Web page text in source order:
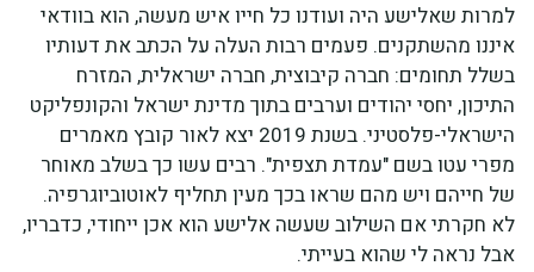
למרות שאלישע היה ועודנו כל חייו איש מעשה, הוא בוודאי
איננו מהשתקנים. פעמים רבות העלה על הכתב את דעותיו
בשלל תחומים: חברה קיבוצית, חברה ישראלית, המזרח
התיכון, יחסי יהודים וערבים בתוך מדינת ישראל והקונפליקט
הישראלי-פלסטיני. בשנת 2019 יצא לאור קובץ מאמרים
מפרי עטו בשם "עמדת תצפית". רבים עשו כך בשלב מאוחר
של חייהם ויש מהם שראו בכך מעין תחליף לאוטוביוגרפיה.
לא חקרתי אם השילוב שעשה אלישע הוא אכן ייחודי, כדבריו,
אבל נראה לי שהוא בעייתי.